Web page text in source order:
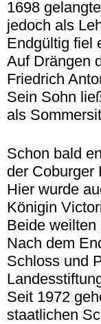
1698
jedoch als
Endgültig fiel
Auf Drängen
Friedrich
Sein Sohn
als
Schon bald
der Coburger
Hier wurde
Königin
Beide
Nach dem
Schloss und
Seit 1972
staatlichen